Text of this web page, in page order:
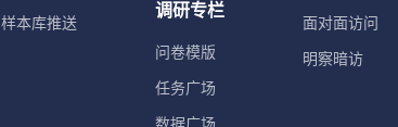
样本库推送
调研专栏
问卷模版
任务广场
面对面访问
明察暗访